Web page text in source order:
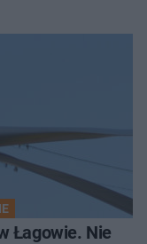
Łagowie. Nie